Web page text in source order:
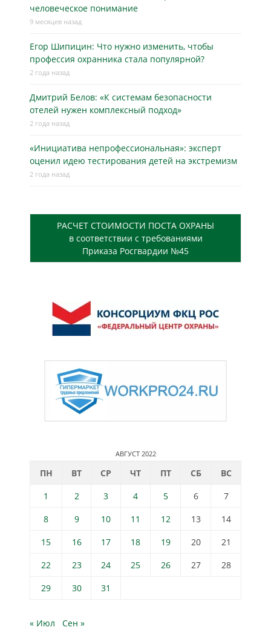
человеческое понимание
9 месяцев назад
Егор Шипицин: Что нужно изменить, чтобы
профессия охранника стала популярной?
2 года назад
Дмитрий Белов: «К системам безопасности
отелей нужен комплексный подход»
2 года назад
«Инициатива непрофессиональная»: эксперт
оценил идею тестирования детей на экстремизм
2 года назад
РАСЧЕТ СТОИМОСТИ ПОСТА ОХРАНЫ
в соответствии с требованиями
Приказа Росгвардии №45
АВГУСТ 2022
ПН ВТ СР ЧТ ПТ СБ
ВС
1
2 3 4 5 6
7
8
9 10 11 12 13
14
15
16 17 18 19 20
21
22
23 24 25 26 27
28
29
30 31
« Июл Сен »